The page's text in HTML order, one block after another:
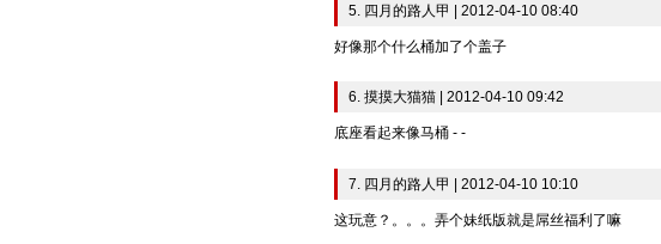
5. 四月的路人甲 | 2012-04-10 08:40
好像那个什么桶加了个盖子
6. 摸摸大猫猫 | 2012-04-10 09:42
底座看起来像马桶 - -
7. 四月的路人甲 | 2012-04-10 10:10
这玩意？。。。弄个妹纸版就是屌丝福利了嘛